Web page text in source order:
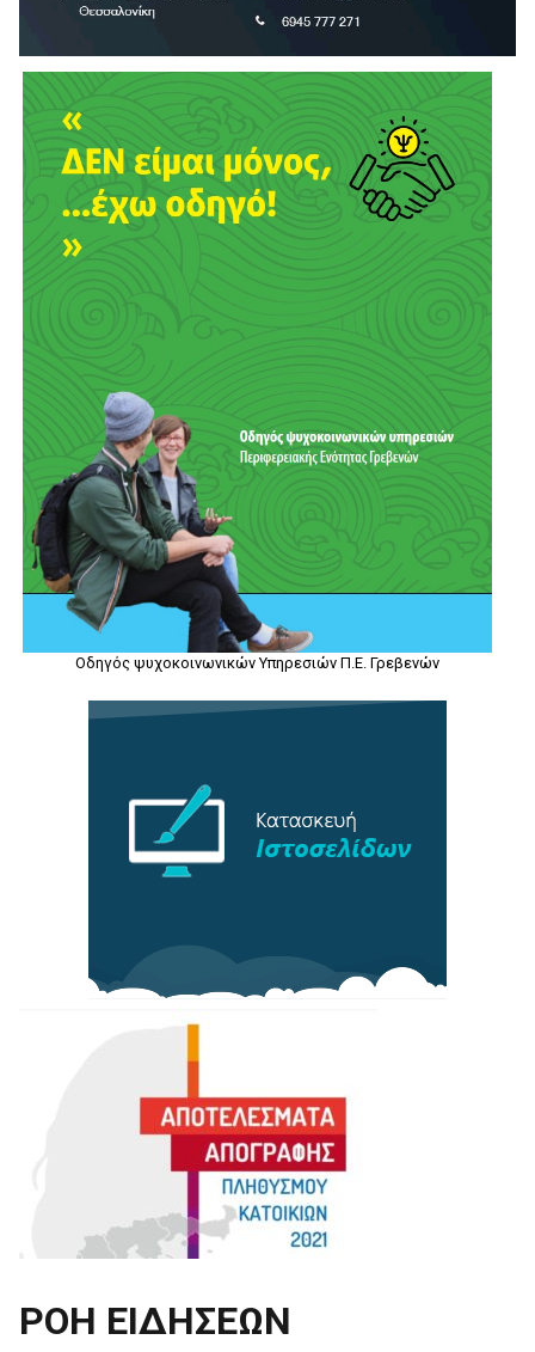
Οδηγός ψυχοκοινωνικών Υπηρεσιών Π.Ε. Γρεβενών
ΡΟΗ ΕΙΔΗΣΕΩΝ